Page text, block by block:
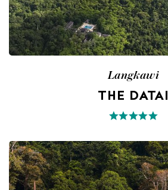
Langkawi
THE DATAI